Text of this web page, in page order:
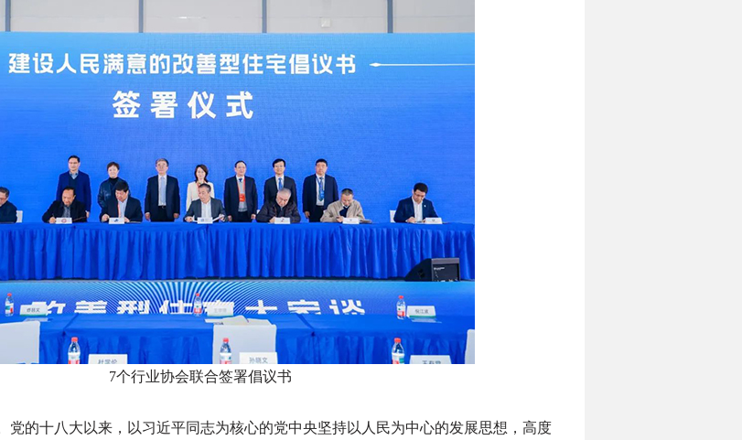
7个行业协会联合签署倡议书
党的十八大以来，以习近平同志为核心的党中央坚持以人民为中心的发展思想，高度